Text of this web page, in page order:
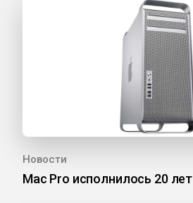
Новости
Mac Pro исполнилось 20 лет